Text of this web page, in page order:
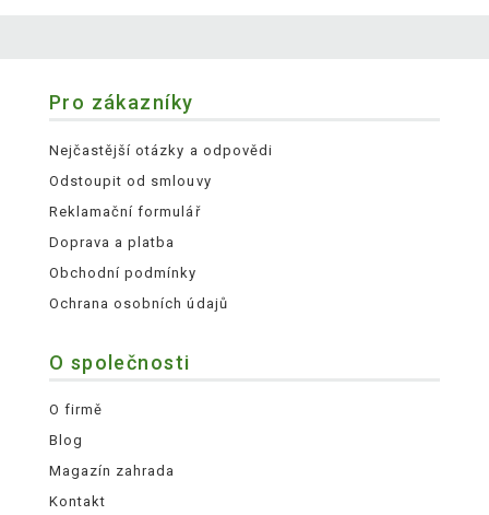
Pro zákazníky
Nejčastější otázky a odpovědi
Odstoupit od smlouvy
Reklamační formulář
Doprava a platba
Obchodní podmínky
Ochrana osobních údajů
O společnosti
O firmě
Blog
Magazín zahrada
Kontakt